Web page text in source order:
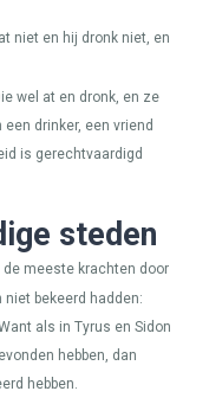
niet en hij dronk niet, en
wel at en dronk, en ze
drinker, een vriend
is gerechtvaardigd
steden
de meeste krachten door
bekeerd hadden:
als in Tyrus en Sidon
hebben, dan
hebben.